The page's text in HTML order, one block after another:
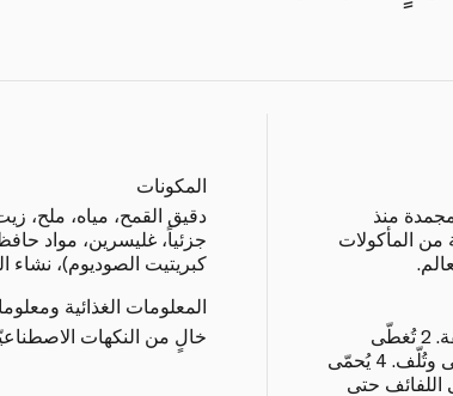
منذ
من المأكولات
1 تُزال الرقائق من الثلّاجة وتذوّب لمدّة 30 دقيقة. 2 تُغطّى
بقطعة قماش مبلّلة لمنعها من الجفاف. 3 تُحشى وتُلّف. 4 يُحمّى
وتُقلى اللفائف حتى
المكونات
دقيق القمح، مياه، ملح،
جزئياً، غليسرين، مواد
كبريتيت الصوديوم)، نشاء
المعلومات الغذائية
خالٍ من النكهات